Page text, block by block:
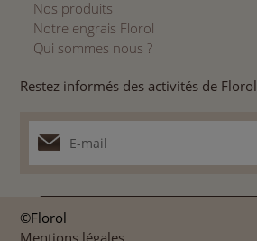
Nos produits
Notre engrais Florol
Qui sommes nous ?
Restez informés des activités de Florol
©Florol